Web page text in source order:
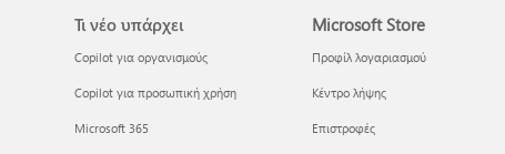
Τι νέο υπάρχει
Copilot για οργανισμούς
Copilot για προσωπική χρήση
Microsoft 365
Microsoft Store
Προφίλ λογαριασμού
Κέντρο λήψης
Επιστροφές